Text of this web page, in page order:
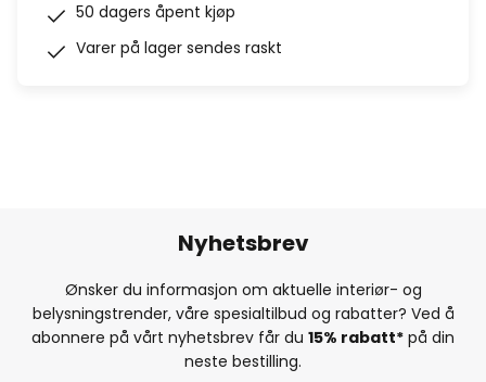
50 dagers åpent kjøp
Varer på lager sendes raskt
Nyhetsbrev
Ønsker du informasjon om aktuelle interiør- og
belysningstrender, våre spesialtilbud og rabatter? Ved å
abonnere på vårt nyhetsbrev får du 15% rabatt* på din
neste bestilling.